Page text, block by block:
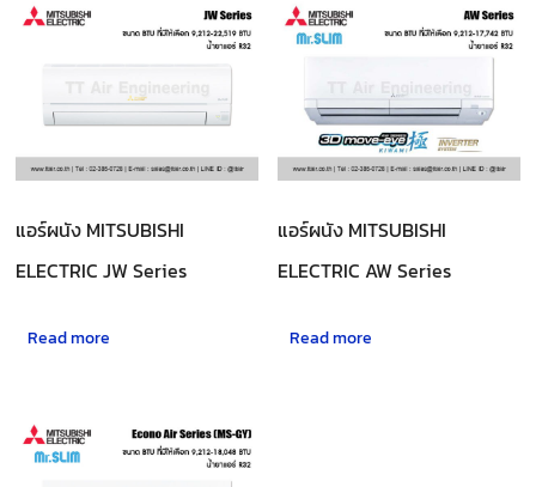
แอร์ผนัง MITSUBISHI
ELECTRIC JW Series
Read more
แอร์ผนัง MITSUBISHI
ELECTRIC AW Series
Read more